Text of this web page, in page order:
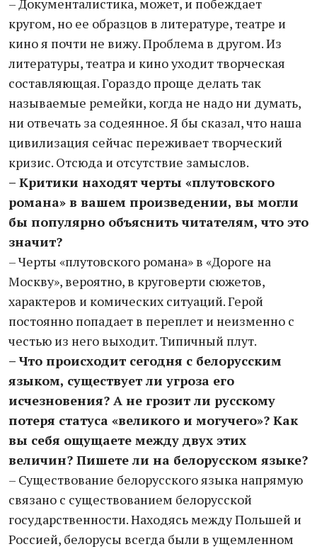
– Документалистика, может, и побеждает
кругом, но ее образцов в литературе, театре и
кино я почти не вижу. Проблема в другом. Из
литературы, театра и кино уходит творческая
составляющая. Гораздо проще делать так
называемые ремейки, когда не надо ни думать,
ни отвечать за содеянное. Я бы сказал, что наша
цивилизация сейчас переживает творческий
кризис. Отсюда и отсутствие замыслов.
– Критики находят черты «плутовского
романа» в вашем произведении, вы могли
бы популярно объяснить читателям, что это
значит?
– Черты «плутовского романа» в «Дороге на
Москву», вероятно, в круговерти сюжетов,
характеров и комических ситуаций. Герой
постоянно попадает в переплет и неизменно с
честью из него выходит. Типичный плут.
– Что происходит сегодня с белорусским
языком, существует ли угроза его
исчезновения? А не грозит ли русскому
потеря статуса «великого и могучего»? Как
вы себя ощущаете между двух этих
величин? Пишете ли на белорусском языке?
– Существование белорусского языка напрямую
связано с существованием белорусской
государственности. Находясь между Польшей и
Россией, белорусы всегда были в ущемленном